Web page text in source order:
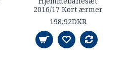
2016/17 Kort ærmer
198,92DKR